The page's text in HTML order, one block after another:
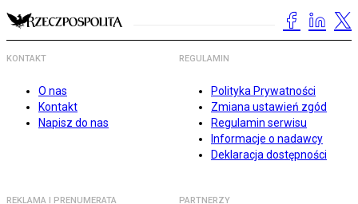
KONTAKT
O nas
Kontakt
Napisz do nas
REGULAMIN
Polityka Prywatności
Zmiana ustawień zgód
Regulamin serwisu
Informacje o nadawcy
Deklaracja dostępności
REKLAMA I PRENUMERATA PARTNERZY